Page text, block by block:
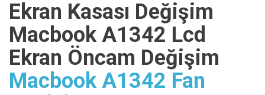
Ekran Kasası Değişim
Macbook A1342 Lcd
Ekran Öncam Değişim
Macbook A1342 Fan